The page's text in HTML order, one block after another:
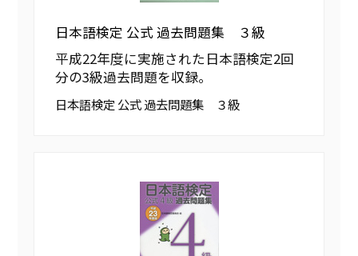
日本語検定 公式 過去問題集 ３級
平成22年度に実施された日本語検定2回
分の3級過去問題を収録。
日本語検定 公式 過去問題集 ３級